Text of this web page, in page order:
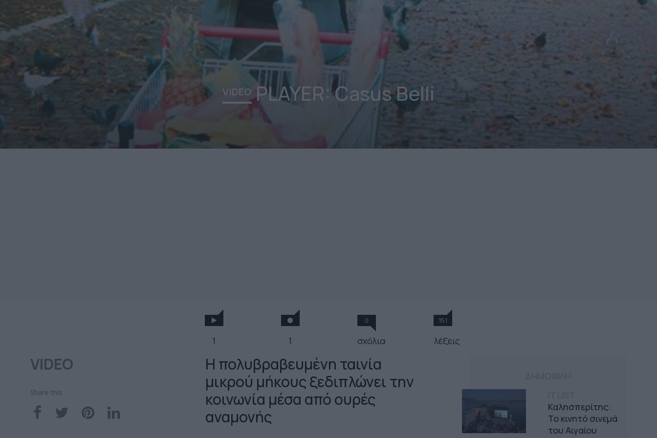
VIDEOPLAYER: Casus Belli
1 1
0
σχόλια
151
λέξεις
VIDEO
Share this
Καλησπερίτης:
Το κινητό σινεμά
του Αιγαίου
Η πολυβραβευμένη ταινία
μικρού μήκους ξεδιπλώνει την
κοινωνία μέσα από ουρές
αναμονής